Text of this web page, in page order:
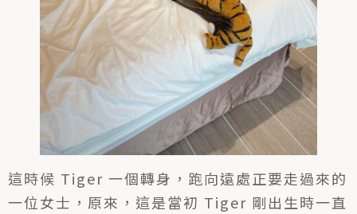
這時候 Tiger 一個轉身，跑向遠處正要走過來的
一位女士，原來，這是當初 Tiger 剛出生時一直